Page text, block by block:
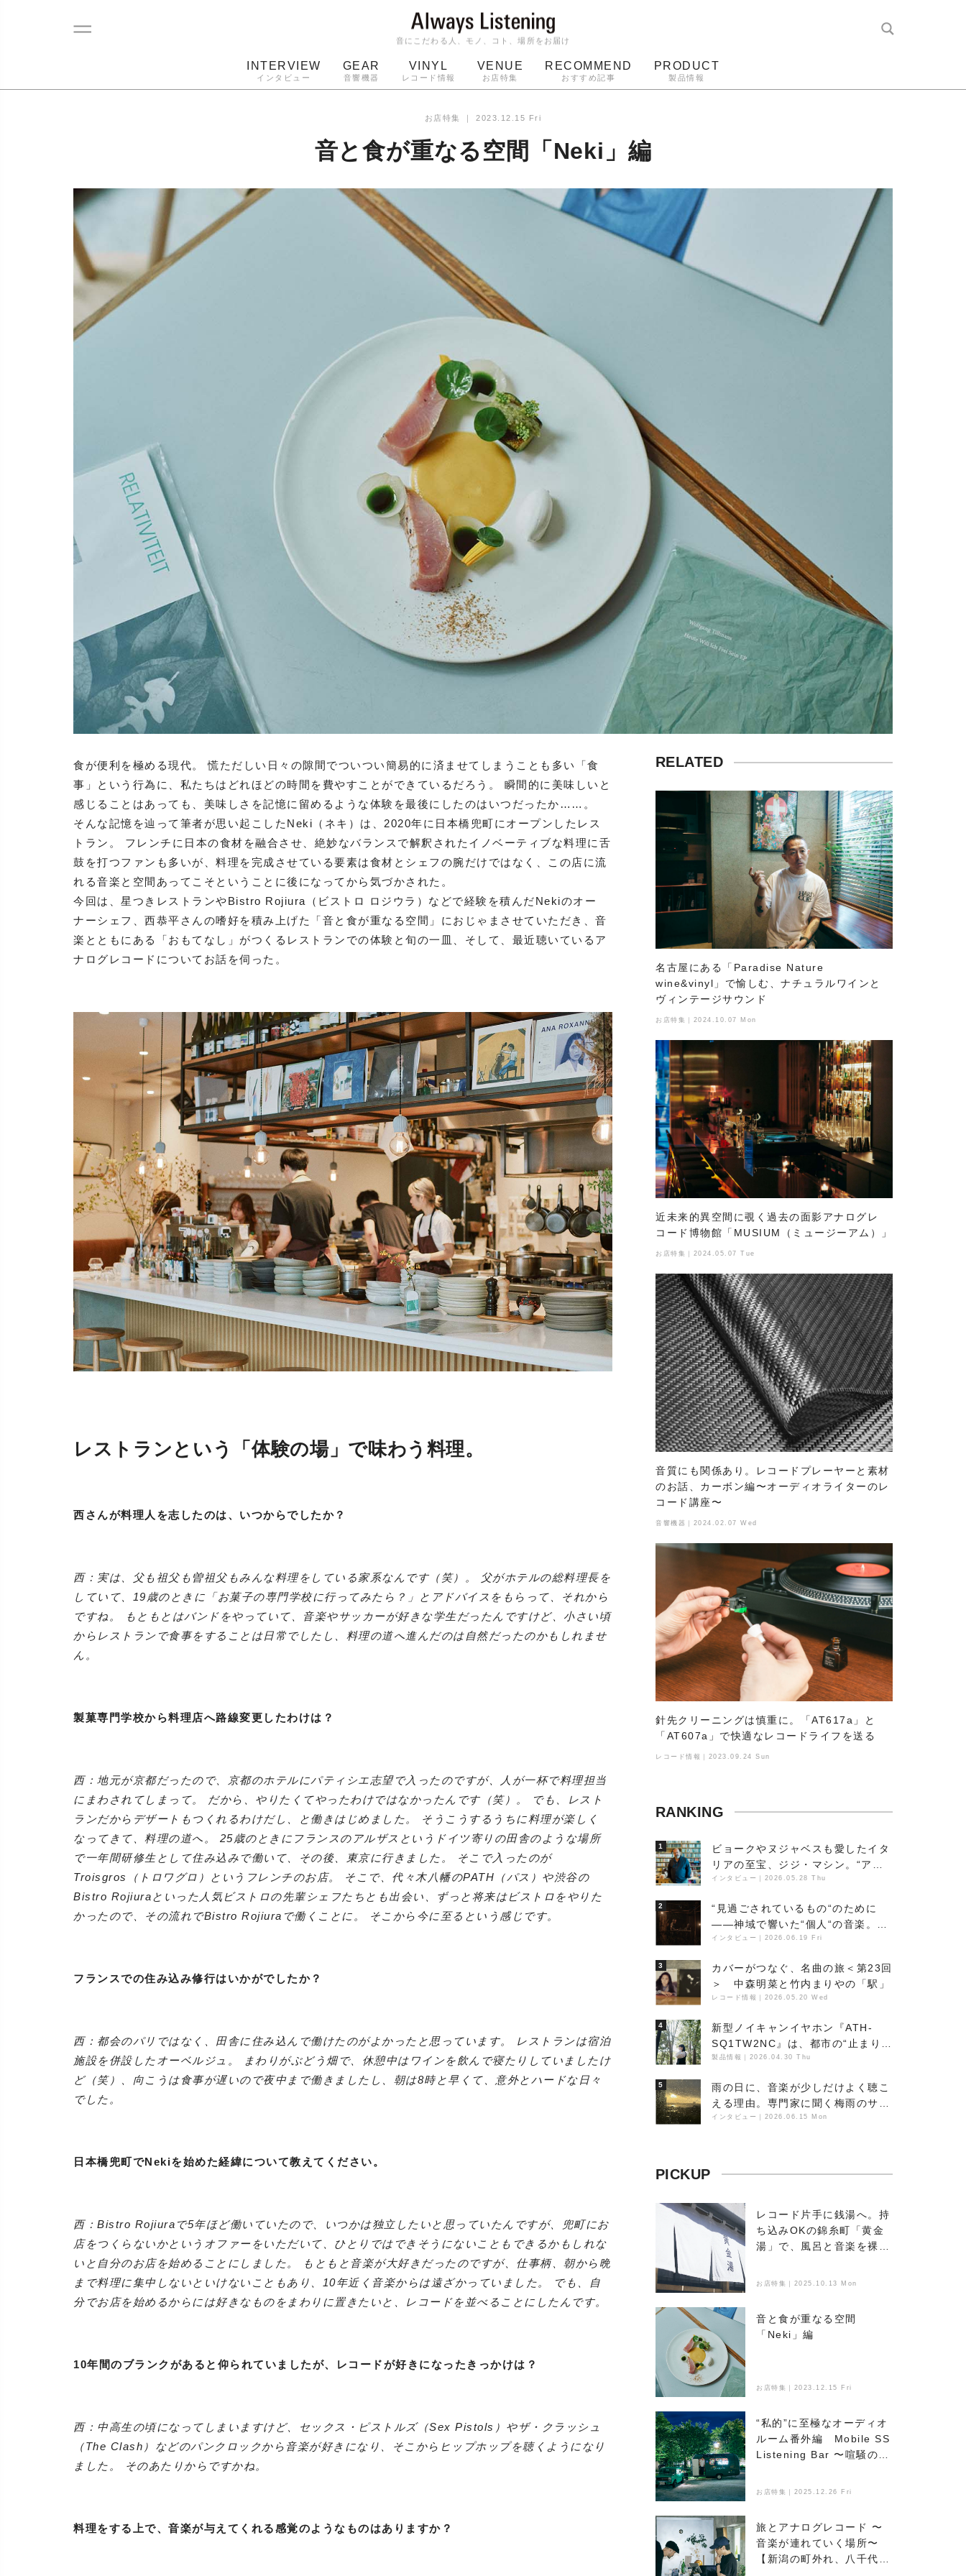
音にこだわる人、モノ、コト、場所をお届け
INTERVIEW
インタビュー
GEAR
音響機器
VINYL
レコード情報
VENUE
お店特集
RECOMMEND
おすすめ記事
PRODUCT
製品情報
ターンテーブル
お店特集 ｜2023.12.15 Fri
音と食が重なる空間「Neki」編
食が便利を極める現代。 慌ただしい日々の隙間でついつい簡易的に済ませてしまうことも多い「食
事」という行為に、私たちはどれほどの時間を費やすことができているだろう。 瞬間的に美味しいと
感じることはあっても、美味しさを記憶に留めるような体験を最後にしたのはいつだったか……。
そんな記憶を辿って筆者が思い起こしたNeki（ネキ）は、2020年に日本橋兜町にオープンしたレス
トラン。 フレンチに日本の食材を融合させ、絶妙なバランスで解釈されたイノベーティブな料理に舌
鼓を打つファンも多いが、料理を完成させている要素は食材とシェフの腕だけではなく、この店に流
れる音楽と空間あってこそということに後になってから気づかされた。
今回は、星つきレストランやBistro Rojiura（ビストロ ロジウラ）などで経験を積んだNekiのオー
ナーシェフ、西恭平さんの嗜好を積み上げた「音と食が重なる空間」におじゃまさせていただき、音
楽とともにある「おもてなし」がつくるレストランでの体験と旬の一皿、そして、最近聴いているア
ナログレコードについてお話を伺った。
レストランという「体験の場」で味わう料理。
西さんが料理人を志したのは、いつからでしたか？
西：実は、父も祖父も曽祖父もみんな料理をしている家系なんです（笑）。 父がホテルの総料理長を
していて、19歳のときに「お菓子の専門学校に行ってみたら？」とアドバイスをもらって、それから
ですね。 もともとはバンドをやっていて、音楽やサッカーが好きな学生だったんですけど、小さい頃
からレストランで食事をすることは日常でしたし、料理の道へ進んだのは自然だったのかもしれませ
ん。
製菓専門学校から料理店へ路線変更したわけは？
西：地元が京都だったので、京都のホテルにパティシエ志望で入ったのですが、人が一杯で料理担当
にまわされてしまって。 だから、やりたくてやったわけではなかったんです（笑）。 でも、レスト
ランだからデザートもつくれるわけだし、と働きはじめました。 そうこうするうちに料理が楽しく
なってきて、料理の道へ。 25歳のときにフランスのアルザスというドイツ寄りの田舎のような場所
で一年間研修生として住み込みで働いて、その後、東京に行きました。 そこで入ったのが
Troisgros（トロワグロ）というフレンチのお店。 そこで、代々木八幡のPATH（パス）や渋谷の
Bistro Rojiuraといった人気ビストロの先輩シェフたちとも出会い、ずっと将来はビストロをやりた
かったので、その流れでBistro Rojiuraで働くことに。 そこから今に至るという感じです。
フランスでの住み込み修行はいかがでしたか？
西：都会のパリではなく、田舎に住み込んで働けたのがよかったと思っています。 レストランは宿泊
施設を併設したオーベルジュ。 まわりがぶどう畑で、休憩中はワインを飲んで寝たりしていましたけ
ど（笑）、向こうは食事が遅いので夜中まで働きましたし、朝は8時と早くて、意外とハードな日々
でした。
日本橋兜町でNekiを始めた経緯について教えてください。
西：Bistro Rojiuraで5年ほど働いていたので、いつかは独立したいと思っていたんですが、兜町にお
店をつくらないかというオファーをいただいて、ひとりではできそうにないこともできるかもしれな
いと自分のお店を始めることにしました。 もともと音楽が大好きだったのですが、仕事柄、朝から晩
まで料理に集中しないといけないこともあり、10年近く音楽からは遠ざかっていました。 でも、自
分でお店を始めるからには好きなものをまわりに置きたいと、レコードを並べることにしたんです。
10年間のブランクがあると仰られていましたが、レコードが好きになったきっかけは？
西：中高生の頃になってしまいますけど、セックス・ピストルズ（Sex Pistols）やザ・クラッシュ
（The Clash）などのパンクロックから音楽が好きになり、そこからヒップホップを聴くようになり
ました。 そのあたりからですかね。
料理をする上で、音楽が与えてくれる感覚のようなものはありますか？
RELATED
名古屋にある「Paradise Nature
wine&vinyl」で愉しむ、ナチュラルワインと
ヴィンテージサウンド
お店特集｜2024.10.07 Mon
近未来的異空間に覗く過去の面影アナログレ
コード博物館「MUSIUM（ミュージーアム）」
お店特集｜2024.05.07 Tue
音質にも関係あり。レコードプレーヤーと素材
のお話、カーボン編〜オーディオライターのレ
コード講座〜
音響機器｜2024.02.07 Wed
針先クリーニングは慎重に。「AT617a」と
「AT607a」で快適なレコードライフを送る
レコード情報｜2023.09.24 Sun
RANKING
1
ビョークやヌジャベスも愛したイタ
リアの至宝、ジジ・マシン。“アン
ビエントの巨匠”が明かす創作の原
景
インタビュー 2026.05.28 Thu
2
“見過ごされているもの“のために
――神域で響いた“個人“の音楽。冥
丁の『赤城 夜神楽』をレポート
インタビュー 2026.06.19 Fri
3
カバーがつなぐ、名曲の旅＜第23回
＞ 中森明菜と竹内まりやの「駅」
レコード情報 2026.05.20 Wed
4
新型ノイキャンイヤホン『ATH-
SQ1TW2NC』は、都市の“止まり
木”になり得るーシンガーソングラ
製品情報 2026.04.30 Thu
5
雨の日に、音楽が少しだけよく聴こ
える理由。専門家に聞く梅雨のサウ
ンドスケープ
インタビュー 2026.06.15 Mon
PICKUP
レコード片手に銭湯へ。持
ち込みOKの錦糸町「黄金
湯」で、風呂と音楽を裸で
お店特集｜2025.10.13 Mon
音と食が重なる空間
「Neki」編
お店特集｜2023.12.15 Fri
“私的”に至極なオーディオ
ルーム番外編 Mobile SS
Listening Bar 〜喧騒のな
る、新たなオアシス〜
お店特集｜2025.12.26 Fri
旅とアナログレコード 〜
音楽が連れていく場所〜
【新潟の町外れ、八千代マ